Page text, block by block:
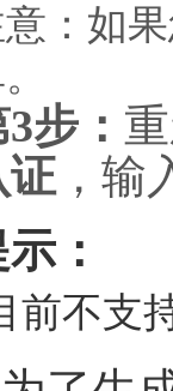
：如
步：
证 ，
：
前不支